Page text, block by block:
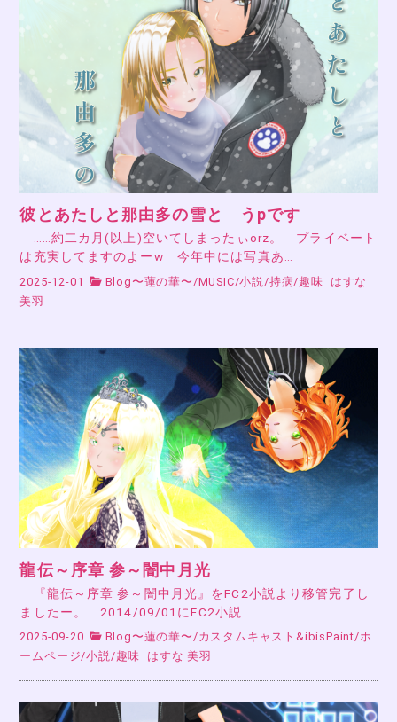
彼とあたしと那由多の雪と うpです
……約二カ月(以上)空いてしまったぃorz。 プライベート
は充実してますのよーw 今年中には写真あ…
2025-12-01 Blog〜蓮の華〜 /MUSIC/小説 /持病/趣味
はすな
美羽
龍伝～序章 参～闇中月光
『龍伝～序章 参～闇中月光』をFC2小説より移管完了し
ましたー。 2014/09/01にFC2小説…
2025-09-20 Blog〜蓮の華〜/カスタムキャスト&ibisPaint/ホ
ームページ/小説/趣味 はすな 美羽